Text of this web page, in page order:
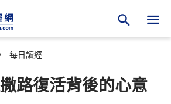
每日讀經
路復活背後的心意